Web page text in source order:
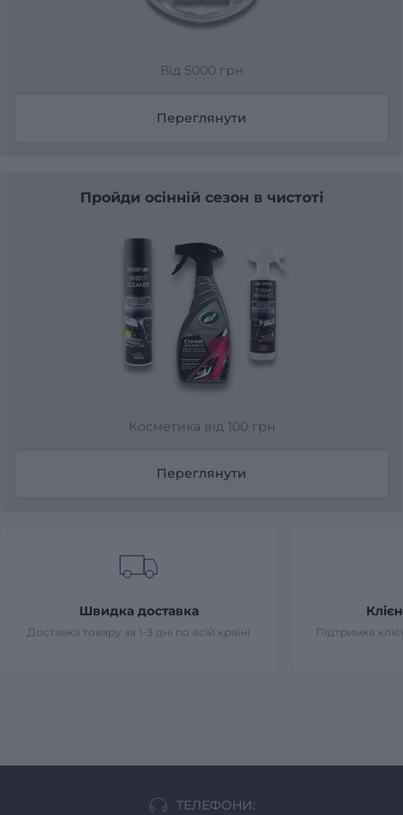
Від 5000 грн
Переглянути
Пройди осінній сезон в чистоті
Косметика від 100 грн
Переглянути
Швидка доставка
Доставка товару за 1-3 дні по всій країні Підтримка
ТЕЛЕФОНИ: